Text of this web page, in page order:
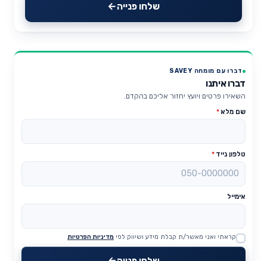
שלחו פנייה
דברו עם מומחה SAVEY
דברו איתנו
השאירו פרטים ויועץ יחזור אליכם בהקדם.
שם מלא*
טלפון נייד *
אימייל
Website
קראתי ואני מאשר/ת קבלת מידע ושיווק לפי מדיניות הפרטיות